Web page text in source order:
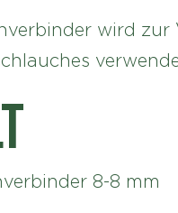
wird zur
8-8 mm